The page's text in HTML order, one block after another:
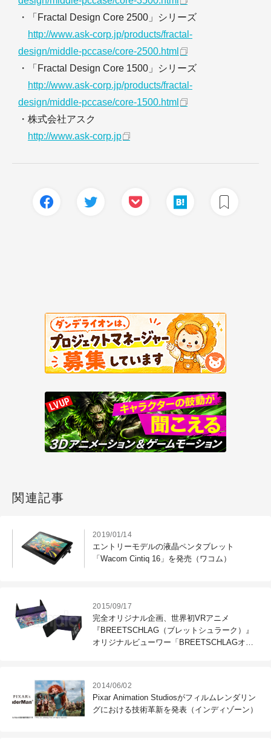
・「Fractal Design Core 2500」シリーズ
http://www.ask-corp.jp/products/fractal-
design/middle-pccase/core-2500.html
・「Fractal Design Core 1500」シリーズ
http://www.ask-corp.jp/products/fractal-
design/middle-pccase/core-1500.html
・株式会社アスク
http://www.ask-corp.jp
関連記事
2019/01/14
エントリーモデルの液晶ペンタブレット
「Wacom Cintiq 16」を発売（ワコム）
2015/09/17
完全オリジナル企画、世界初VRアニメ
『BREETSCHLAG（ブレットシュラーク）』
オリジナルビューワー「BREETSCHLAGオリ
2014/06/02
Pixar Animation Studiosがフィルムレンダリン
グにおける技術革新を発表（インディゾーン）